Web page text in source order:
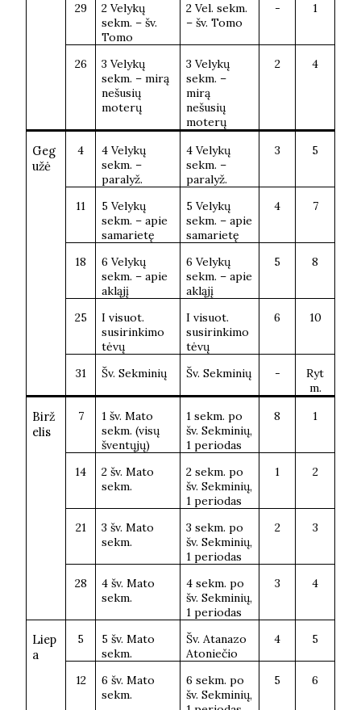
29
2 Velykų
sekm. – šv.
Tomo
2 Vel. sekm.
– šv. Tomo
- 1
26
3 Velykų
sekm. – mirą
nešusių
moterų
3 Velykų
sekm. –
mirą
nešusių
moterų
2 4
Geg
užė
4
4 Velykų
sekm. –
paralyž.
4 Velykų
sekm. –
paralyž.
3 5
11
5 Velykų
sekm. – apie
samarietę
5 Velykų
sekm. – apie
samarietę
4 7
18
6 Velykų
sekm. – apie
akląjį
6 Velykų
sekm. – apie
akląjį
5 8
25
I visuot.
susirinkimo
tėvų
I visuot.
susirinkimo
tėvų
6 10
31 Šv. Sekminių Šv. Sekminių -
Ryt
m.
Birž
elis
7
1 šv. Mato
sekm. (visų
šventųjų)
1 sekm. po
šv. Sekminių,
1 periodas
8 1
14
2 šv. Mato
sekm.
2 sekm. po
šv. Sekminių,
1 periodas
1 2
21
3 šv. Mato
sekm.
3 sekm. po
šv. Sekminių,
1 periodas
2 3
28
4 šv. Mato
sekm.
4 sekm. po
šv. Sekminių,
1 periodas
3 4
Liep
a
5
5 šv. Mato
sekm.
Šv. Atanazo
Atoniečio
4 5
12
6 šv. Mato
sekm.
6 sekm. po
šv. Sekminių,
5 6